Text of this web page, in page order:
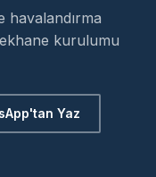
havalandırma
kurulumu
Yaz